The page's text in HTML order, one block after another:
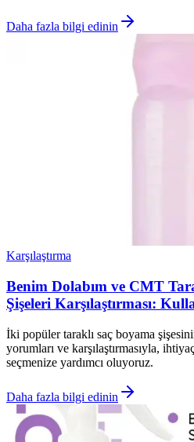
Daha fazla bilgi edinin
Karşılaştırma
Benim Dolabım ve CMT
Şişeleri Karşılaştırması:
İki popüler taraklı saç boyama
yorumları ve karşılaştırmasıyla,
seçmenize yardımcı oluyoruz.
Daha fazla bilgi edinin